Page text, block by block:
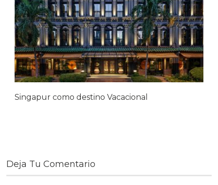
Singapur como destino Vacacional
Deja Tu Comentario